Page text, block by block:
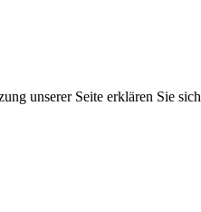
unserer Seite erklären Sie